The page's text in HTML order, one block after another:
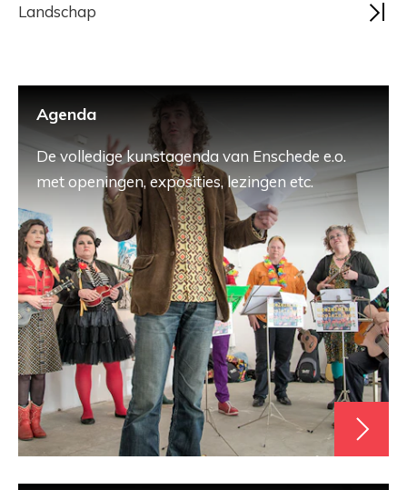
Landschap
Agenda
De volledige kunstagenda van Enschede e.o.
met openingen, exposities, lezingen etc.